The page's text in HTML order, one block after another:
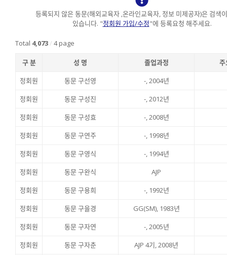
등록되지 않은 동문(해외교육자 ,온라인교육자, 정보 미제공자)은 검색
있습니다. "정회원 가입/수정"에 등록요청 해주세요.
Total 4,073 / 4 page
구 분 성 명 졸업과정
주
정회원
동문 구선영
-, 2004년
정회원
동문 구성진
-, 2012년
정회원
동문 구성효
-, 2008년
정회원
동문 구연주
-, 1998년
정회원
동문 구영식
-, 1994년
정회원
동문 구완식
AJP
정회원
동문 구용희
-, 1992년
정회원
동문 구을경
GG(SM), 1983년
정회원
동문 구자연
-, 2005년
정회원
동문 구자춘
AJP 4기, 2008년